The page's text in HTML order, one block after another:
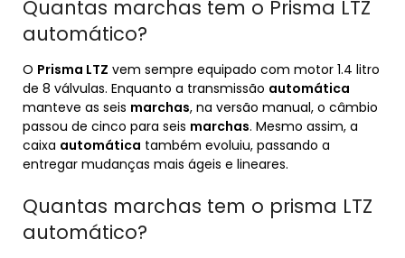
Quantas marchas tem o Prisma LTZ
automático?
O Prisma LTZ vem sempre equipado com motor 1.4 litro
de 8 válvulas. Enquanto a transmissão automática
manteve as seis marchas, na versão manual, o câmbio
passou de cinco para seis marchas. Mesmo assim, a
caixa automática também evoluiu, passando a
entregar mudanças mais ágeis e lineares.
Quantas marchas tem o prisma LTZ
automático?